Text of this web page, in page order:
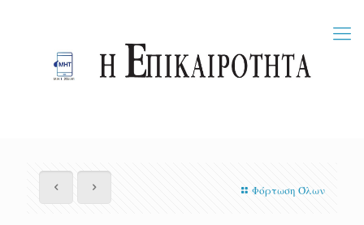
Φόρτωση Όλων